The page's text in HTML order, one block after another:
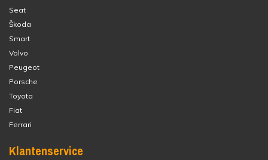
Seat
Škoda
Smart
Volvo
Peugeot
Porsche
Toyota
Fiat
Ferrari
Klantenservice